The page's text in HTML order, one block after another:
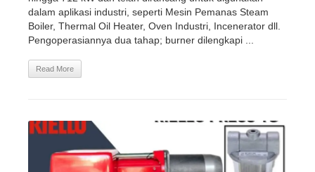
dalam aplikasi industri, seperti Mesin Pemanas Steam
Boiler, Thermal Oil Heater, Oven Industri, Incenerator dll.
Pengoperasiannya dua tahap; burner dilengkapi ...
Read More